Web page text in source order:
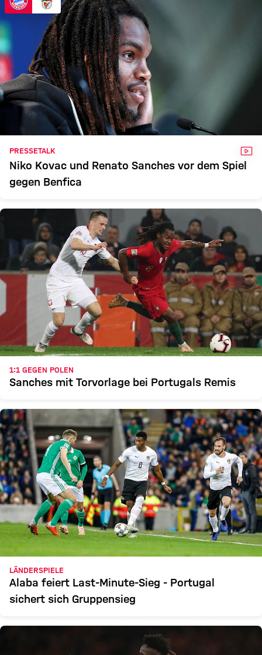
PRESSETALK
Niko Kovac und Renato Sanches vor dem Spiel
gegen Benfica
1:1 GEGEN POLEN
Sanches mit Torvorlage bei Portugals Remis
LÄNDERSPIELE
Alaba feiert Last-Minute-Sieg - Portugal
sichert sich Gruppensieg